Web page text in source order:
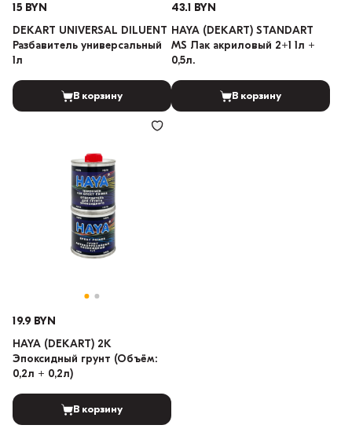
15 BYN
DEKART UNIVERSAL DILUENT
Разбавитель универсальный
1л
В корзину
43.1 BYN
HAYA (DEKART) STANDART
MS Лак акриловый 2+1 1л +
0,5л.
В корзину
19.9 BYN
HAYA (DEKART) 2K
Эпоксидный грунт (Объём:
0,2л + 0,2л)
В корзину